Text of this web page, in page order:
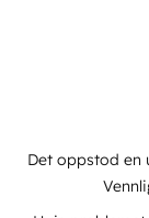
Det oppstod en